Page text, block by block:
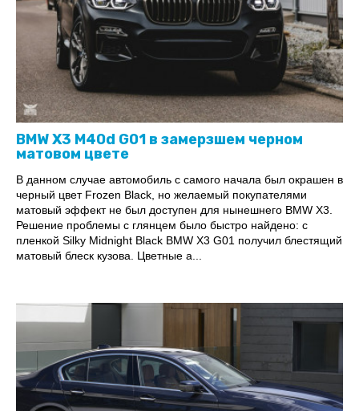
BMW X3 M40d G01 в замерзшем черном
матовом цвете
В данном случае автомобиль с самого начала был окрашен в
черный цвет Frozen Black, но желаемый покупателями
матовый эффект не был доступен для нынешнего BMW X3.
Решение проблемы с глянцем было быстро найдено: с
пленкой Silky Midnight Black BMW X3 G01 получил блестящий
матовый блеск кузова. Цветные а...